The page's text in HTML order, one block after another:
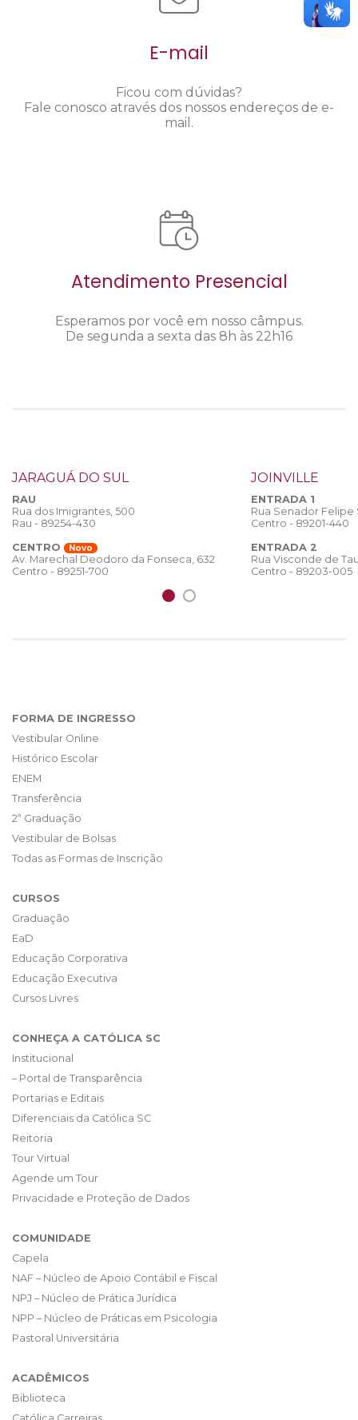
E-mail
Ficou com dúvidas?
Fale conosco através dos nossos endereços de e-
mail.
Atendimento Presencial
Esperamos por você em nosso câmpus.
De segunda a sexta das 8h às 22h16
JARAGUÁ DO SUL
RAU
Rua dos Imigrantes, 500
Rau - 89254-430
CENTRO
Novo
Av. Marechal Deodoro da Fonseca, 632
Centro - 89251-700
JOINVILLE
ENTRADA 1
Rua Senador
Centro - 89201-440
ENTRADA 2
Rua Visconde de
Centro - 89203-005
FORMA DE INGRESSO
Vestibular Online
Histórico Escolar
ENEM
Transferência
2ª Graduação
Vestibular de Bolsas
Todas as Formas de Inscrição
CURSOS
Graduação
EaD
Educação Corporativa
Educação Executiva
Cursos Livres
CONHEÇA A CATÓLICA SC
Institucional
– Portal de Transparência
Portarias e Editais
Diferenciais da Católica SC
Reitoria
Tour Virtual
Agende um Tour
Privacidade e Proteção de Dados
COMUNIDADE
Capela
NAF – Núcleo de Apoio Contábil e Fiscal
NPJ – Núcleo de Prática Jurídica
NPP – Núcleo de Práticas em Psicologia
Pastoral Universitária
ACADÊMICOS
Biblioteca